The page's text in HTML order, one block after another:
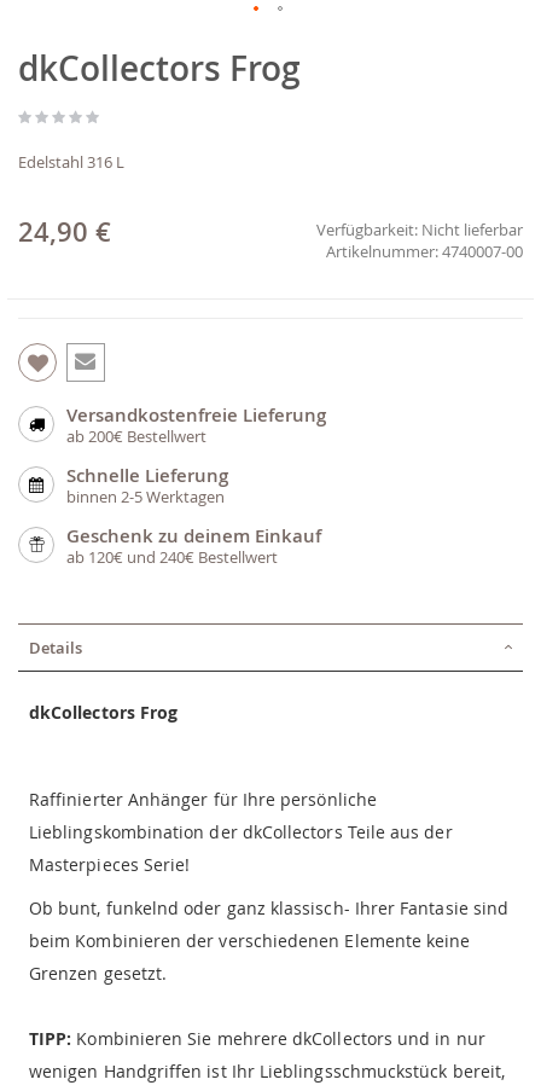
Anfang
der
springen
dkCollectors Frog
Edelstahl 316 L
24,90 € Verfügbarkeit: Nicht lieferbar
4740007-00
Versandkostenfreie Lieferung
ab 200€ Bestellwert
Schnelle Lieferung
binnen 2-5 Werktagen
Geschenk zu deinem Einkauf
ab 120€ und 240€ Bestellwert
Details
dkCollectors Frog
Raffinierter Anhänger für Ihre persönliche
Lieblingskombination der dkCollectors Teile aus der
Masterpieces Serie!
Ob bunt, funkelnd oder ganz klassisch- Ihrer Fantasie sind
beim Kombinieren der verschiedenen Elemente keine
Grenzen gesetzt.
TIPP: Kombinieren Sie mehrere dkCollectors und in nur
wenigen Handgriffen ist Ihr Lieblingsschmuckstück bereit,